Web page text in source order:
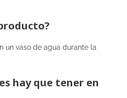
un vaso de agua durante la
hay que tener en